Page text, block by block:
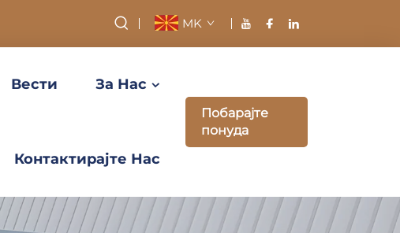
MK
Вести За Нас
Контактирајте Нас
Побарајте
понуда